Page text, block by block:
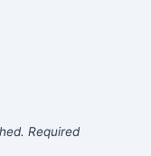
Required